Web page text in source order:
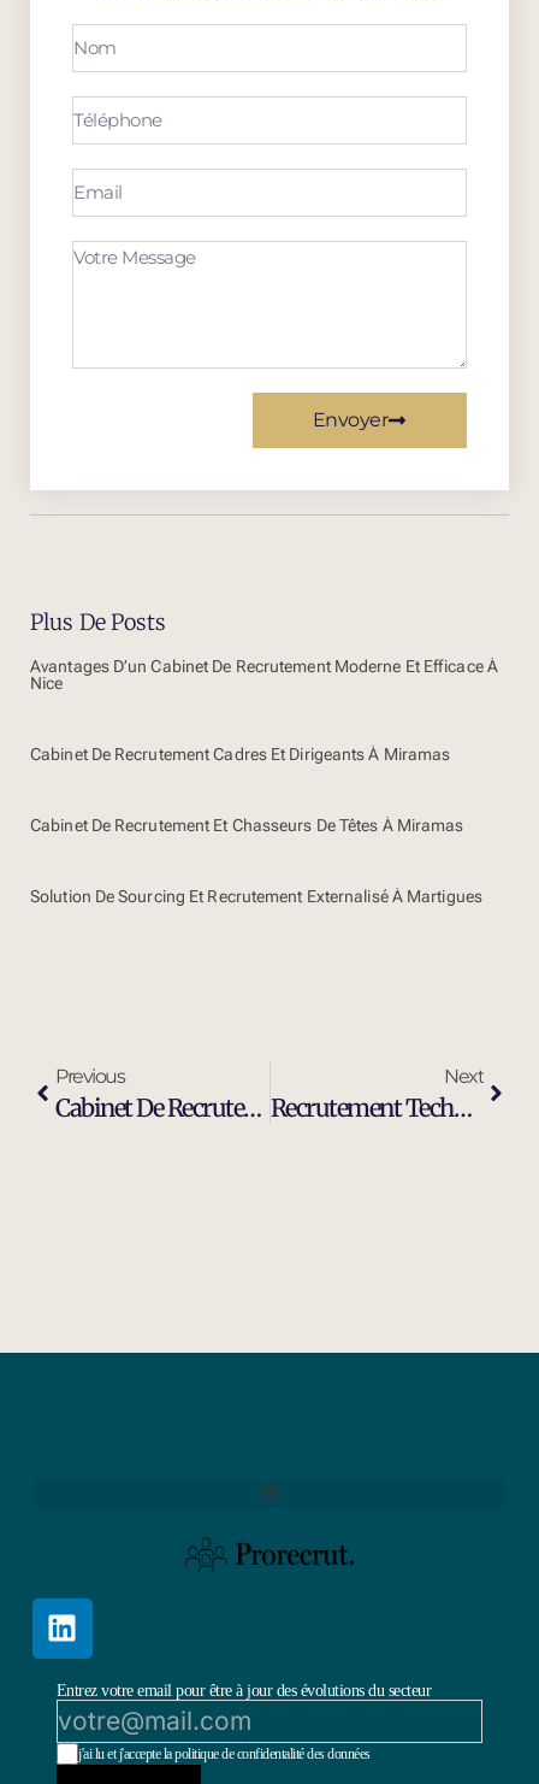
Envoyer
Plus De Posts
Avantages D’un Cabinet De Recrutement Moderne Et Efficace À
Nice
Cabinet De Recrutement Cadres Et Dirigeants À Miramas
Cabinet De Recrutement Et Chasseurs De Têtes À Miramas
Solution De Sourcing Et Recrutement Externalisé À Martigues
Previous
Cabinet De Recrutement Industrie Et Ingénierie À Istres
Next
Recrutement Technicien De Maintenance Industrielle À Istres
Entrez votre email pour être à jour des évolutions du secteur
j'ai lu et j'accepte la politique de confidentalité des données